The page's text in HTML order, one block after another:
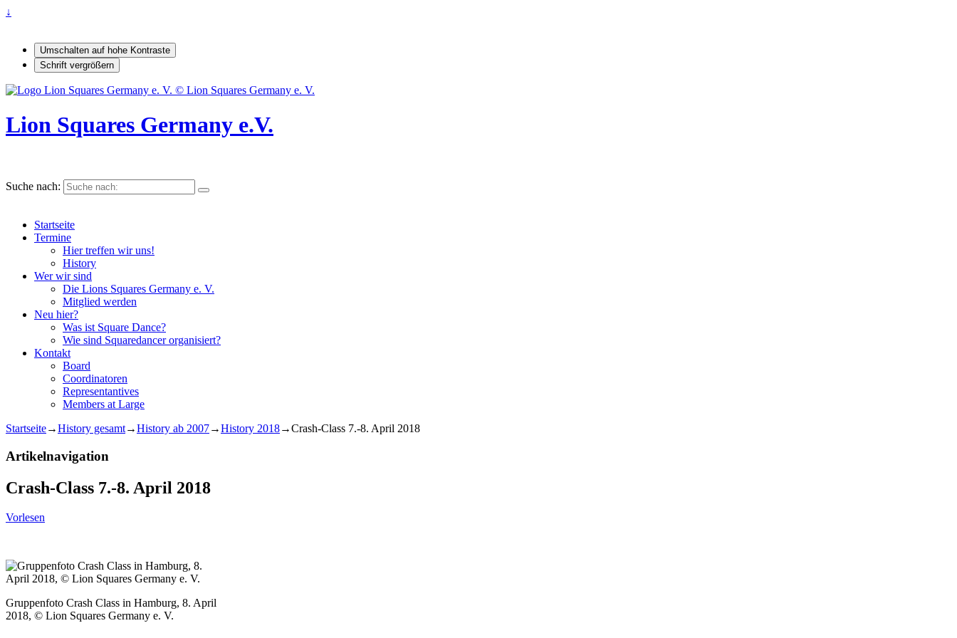
↓
Umschalten auf hohe Kontraste
Schrift vergrößern
Lion Squares Germany e.V.
Suche nach:
Startseite
Termine
Hier treffen wir uns!
History
Wer wir sind
Die Lions Squares Germany e. V.
Mitglied werden
Neu hier?
Was ist Square Dance?
Wie sind Squaredancer organisiert?
Kontakt
Board
Coordinatoren
Representantives
Members at Large
Startseite→History gesamt→History ab 2007→History 2018→Crash-Class 7.-8. April 2018
Artikelnavigation
Crash-Class 7.-8. April 2018
Vorlesen
Gruppenfoto Crash Class in Hamburg, 8. April
2018, © Lion Squares Germany e. V.